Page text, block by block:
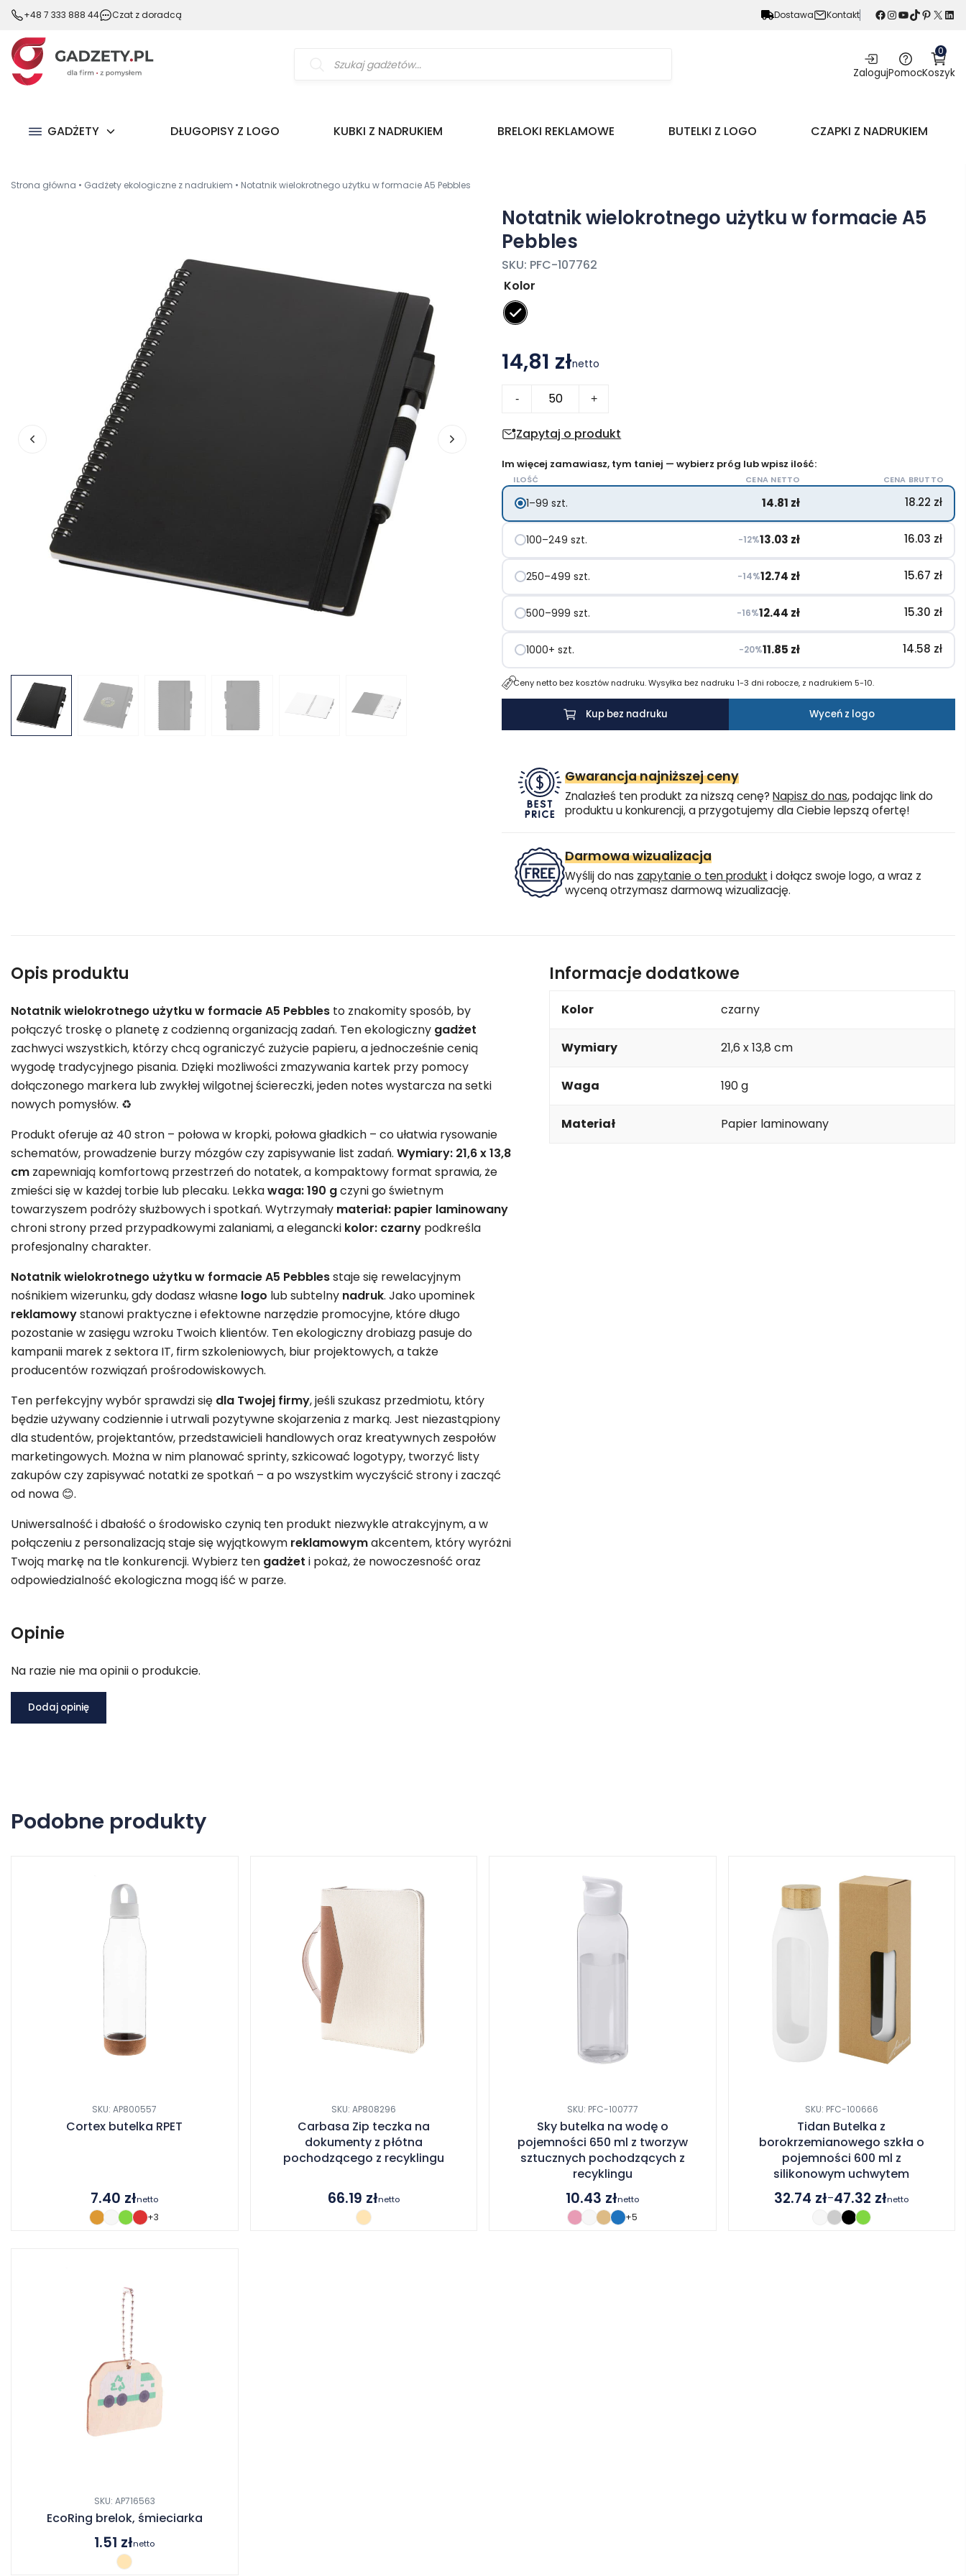
+48 7 333 888 44 Czat z doradcą Dostawa Kontakt Facebook InstagramYouTube TikTok Pinterest X LinkedIn
produktów ZalogujPomoc
0
Koszyk
GADŻETY DŁUGOPISY Z LOGO KUBKI Z NADRUKIEM BRELOKI REKLAMOWE BUTELKI Z LOGO CZAPKI Z NADRUKIEM
Strona główna • Gadżety ekologiczne z nadrukiem • Notatnik wielokrotnego użytku w formacie A5 Pebbles
Notatnik wielokrotnego użytku w formacie A5
Pebbles
SKU: PFC-107762
Kolor
14,81 złnetto
-
wielokrotnego
w
formacie
A5
Pebbles
+
Zapytaj o produkt
Im więcej zamawiasz, tym taniej — wybierz próg lub wpisz ilość:
ILOŚĆ CENA NETTO CENA BRUTTO
1–99 szt. 14.81 zł 18.22 zł
100–249 szt. −12%13.03 zł 16.03 zł
250–499 szt. −14%12.74 zł 15.67 zł
500–999 szt. −16%12.44 zł 15.30 zł
1000+ szt. −20%11.85 zł 14.58 zł
Ceny netto bez kosztów nadruku. Wysyłka bez nadruku 1-3 dni robocze, z nadrukiem 5-10.
Kup bez nadruku Wyceń z logo
Gwarancja najniższej ceny
Znalazłeś ten produkt za niższą cenę?Napisz do nas, podając link do
produktu u konkurencji, a przygotujemy dla Ciebie lepszą ofertę!
Darmowa wizualizacja
Wyślij do nas zapytanie o ten produkt i dołącz swoje logo, a wraz z
wyceną otrzymasz darmową wizualizację.
Opis produktu
Notatnik wielokrotnego użytku w formacie A5 Pebbles to znakomity sposób, by
połączyć troskę o planetę z codzienną organizacją zadań. Ten ekologiczny gadżet
zachwyci wszystkich, którzy chcą ograniczyć zużycie papieru, a jednocześnie cenią
wygodę tradycyjnego pisania. Dzięki możliwości zmazywania kartek przy pomocy
dołączonego markera lub zwykłej wilgotnej ściereczki, jeden notes wystarcza na setki
nowych pomysłów. ♻️
Produkt oferuje aż 40 stron – połowa w kropki, połowa gładkich – co ułatwia rysowanie
schematów, prowadzenie burzy mózgów czy zapisywanie list zadań. Wymiary: 21,6 x 13,8
cm zapewniają komfortową przestrzeń do notatek, a kompaktowy format sprawia, że
zmieści się w każdej torbie lub plecaku. Lekkawaga: 190 gczyni go świetnym
towarzyszem podróży służbowych i spotkań. Wytrzymały materiał: papier laminowany
chroni strony przed przypadkowymi zalaniami, a elegancki kolor: czarny podkreśla
profesjonalny charakter.
Notatnik wielokrotnego użytku w formacie A5 Pebblesstaje się rewelacyjnym
nośnikiem wizerunku, gdy dodasz własne logo lub subtelny nadruk. Jako upominek
reklamowystanowi praktyczne i efektowne narzędzie promocyjne, które długo
pozostanie w zasięgu wzroku Twoich klientów. Ten ekologiczny drobiazg pasuje do
kampanii marek z sektora IT, firm szkoleniowych, biur projektowych, a także
producentów rozwiązań prośrodowiskowych.
Ten perfekcyjny wybór sprawdzi się dla Twojej firmy, jeśli szukasz przedmiotu, który
będzie używany codziennie i utrwali pozytywne skojarzenia z marką. Jest niezastąpiony
dla studentów, projektantów, przedstawicieli handlowych oraz kreatywnych zespołów
marketingowych. Można w nim planować sprinty, szkicować logotypy, tworzyć listy
zakupów czy zapisywać notatki ze spotkań – a po wszystkim wyczyścić strony i zacząć
od nowa 😊.
Uniwersalność i dbałość o środowisko czynią ten produkt niezwykle atrakcyjnym, a w
połączeniu z personalizacją staje się wyjątkowym reklamowymakcentem, który wyróżni
Twoją markę na tle konkurencji. Wybierz ten gadżet i pokaż, że nowoczesność oraz
odpowiedzialność ekologiczna mogą iść w parze.
Informacje dodatkowe
Kolor czarny
Wymiary 21,6 x 13,8 cm
Waga 190 g
Materiał Papier laminowany
Opinie
Na razie nie ma opinii o produkcie.
Dodaj opinię
Podobne produkty
SKU: AP800557
Cortex butelka RPET
7.40 złnetto
+3
SKU: AP808296
Carbasa Zip teczka na
dokumenty z płótna
pochodzącego z recyklingu
66.19 złnetto
SKU: PFC-100777
Sky butelka na wodę o
pojemności 650 ml z tworzyw
sztucznych pochodzących z
recyklingu
10.43 złnetto
+5
SKU: PFC-100666
Tidan Butelka z
borokrzemianowego szkła o
pojemności 600 ml z
silikonowym uchwytem
32.74 zł–47.32 złnetto
SKU: AP716563
EcoRing brelok, śmieciarka
1.51 złnetto